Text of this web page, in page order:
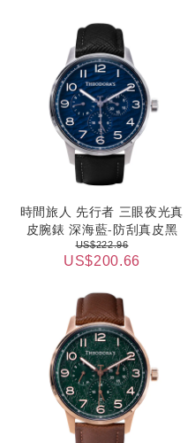
時間旅人 先行者 三眼夜光真
皮腕錶 深海藍-防刮真皮黑
US$222.96
US$200.66